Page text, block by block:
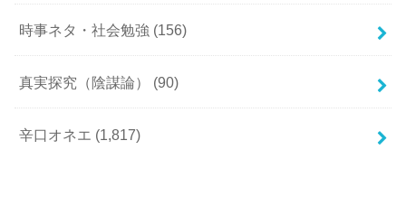
時事ネタ・社会勉強 (156)
真実探究（陰謀論） (90)
辛口オネエ (1,817)